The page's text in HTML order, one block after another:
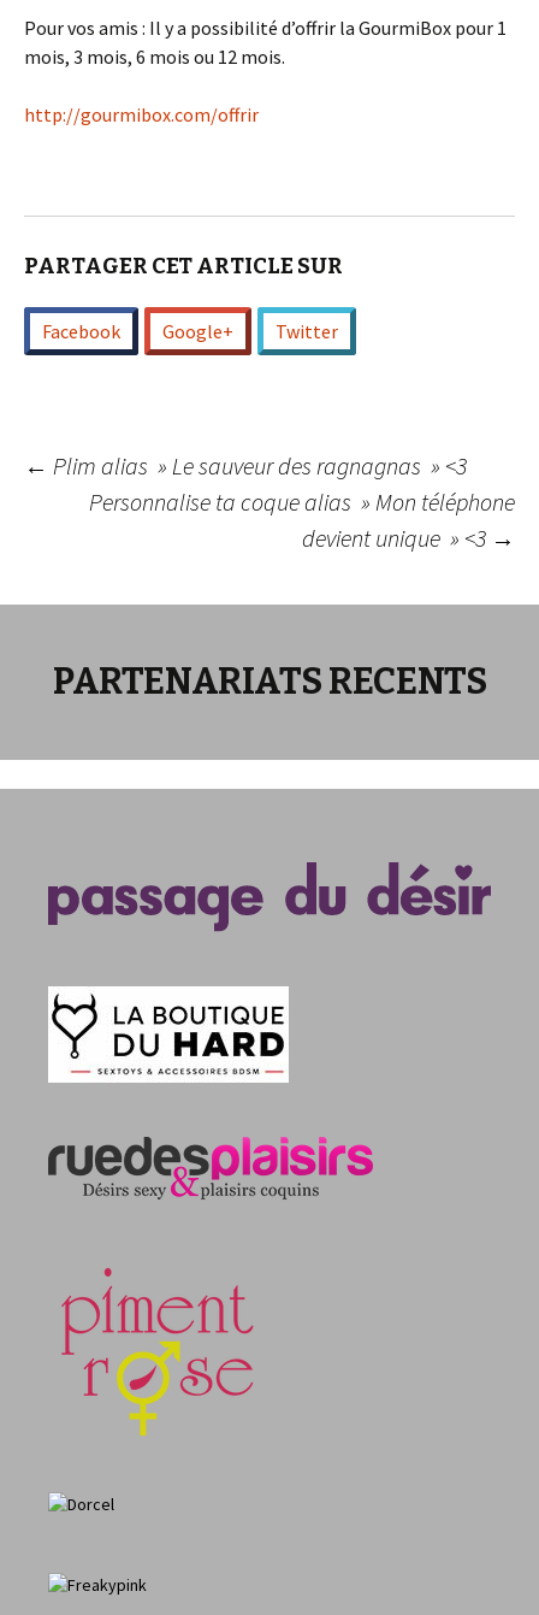
Pour vos amis : Il y a possibilité d’offrir la GourmiBox pour 1
mois, 3 mois, 6 mois ou 12 mois.
http://gourmibox.com/offrir
PARTAGER CET ARTICLE SUR
Facebook Google+ Twitter
Navigation
← Plim alias » Le sauveur des ragnagnas » <3
Personnalise ta coque alias » Mon téléphone
devient unique » <3 →
PARTENARIATS RECENTS